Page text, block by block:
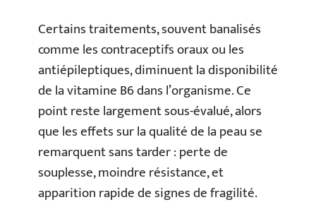
Certains traitements, souvent banalisés
comme les contraceptifs oraux ou les
antiépileptiques, diminuent la disponibilité
de la vitamine B6 dans l’organisme. Ce
point reste largement sous-évalué, alors
que les effets sur la qualité de la peau se
remarquent sans tarder : perte de
souplesse, moindre résistance, et
apparition rapide de signes de fragilité.